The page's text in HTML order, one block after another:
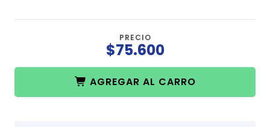
PRECIO
$75.600
AGREGAR AL CARRO